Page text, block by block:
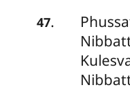
47.